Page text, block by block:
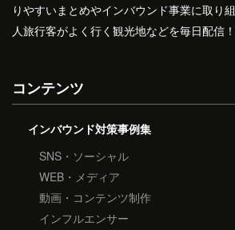
りやすいまとめやインバウンド事業に取り
人旅行客がよく行く観光地などを毎日配信！
コンテンツ
インバウンド対策事例集
SNS・ソーシャル
WEB・メディア
動画・コンテンツ制作
インフルエンサー